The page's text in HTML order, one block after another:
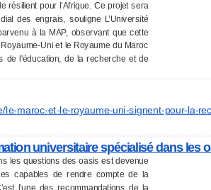
résilient pour l’Afrique. Ce projet sera
des engrais, souligne L’Université
à la MAP, observant que cette
Uni et le Royaume du Maroc
de l'éducation, de la recherche et de
le-maroc-et-le-royaume-uni-signent-pour-la-
universitaire spécialisé dans les
les questions des oasis est devenue
capables de rendre compte de la
l’une des recommandations de la